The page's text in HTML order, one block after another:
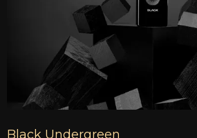
Black Undergreen